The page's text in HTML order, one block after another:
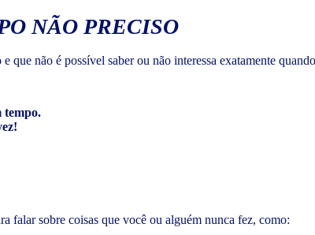
NÃO PRECISO
não é possível saber ou não interessa exatamente
tempo.
falar sobre coisas que você ou alguém nunca fez, como: